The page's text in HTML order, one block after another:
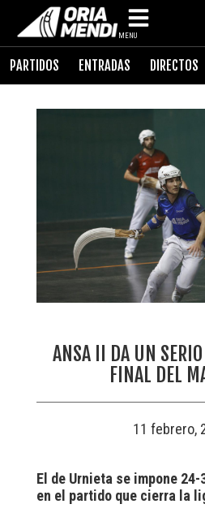
MENU
PARTIDOS ENTRADAS DIRECTOS
ANSA II DA UN
FINAL DEL
11 febrero,
El de Urnieta se impone
en el partido que cierra la